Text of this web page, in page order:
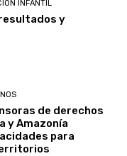
INFANTIL
y
de derechos
y Amazonía
para